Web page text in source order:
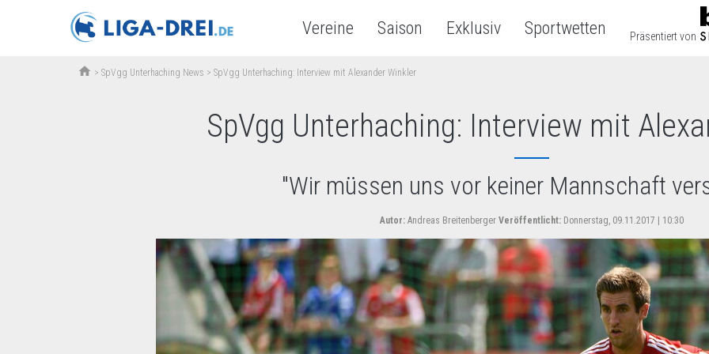
Vereine Saison Exklusiv Sportwetten Präsentiert von
home > SpVgg Unterhaching News > SpVgg Unterhaching: Interview mit Alexander Winkler
SpVgg Unterhaching: Interview mit
"Wir müssen uns vor keiner Mannschaft
Autor: Andreas Breitenberger Veröffentlicht: Donnerstag, 09.11.2017 | 10:30